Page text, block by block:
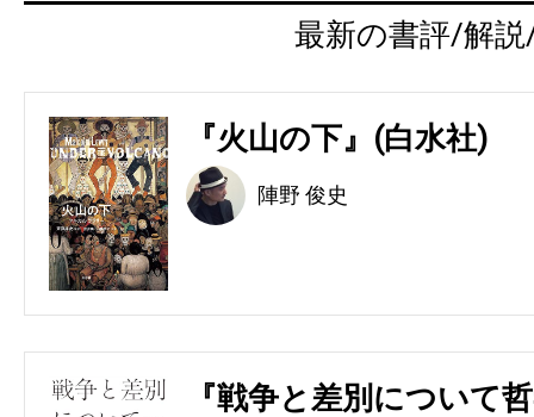
最新の書評/解
『火山の下』(白水社)
陣野 俊史
『戦争と差別について